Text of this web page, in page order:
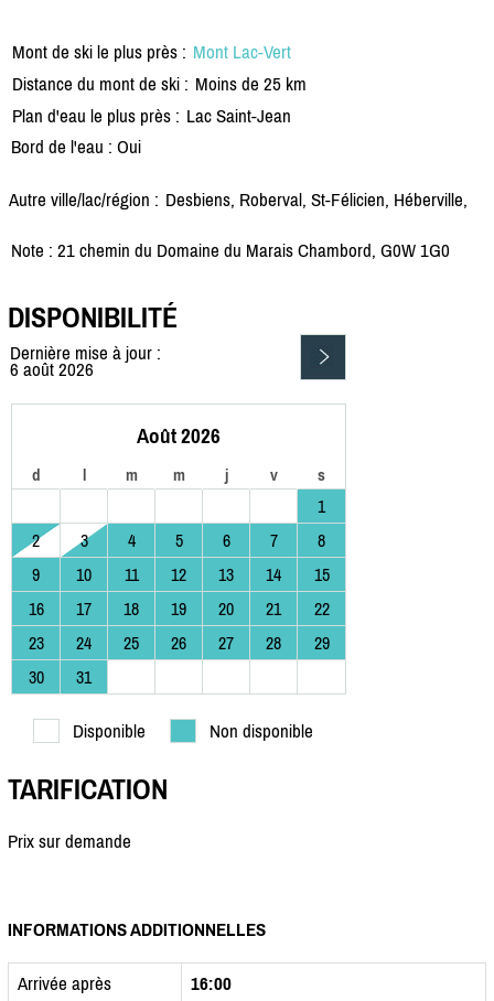
Mont de ski le plus près : Mont Lac-Vert
Distance du mont de ski : Moins de 25 km
Plan d'eau le plus près : Lac Saint-Jean
Bord de l'eau : Oui
Autre ville/lac/région : Desbiens, Roberval, St-Félicien, Héberville,
Note : 21 chemin du Domaine du Marais Chambord, G0W 1G0
DISPONIBILITÉ
Dernière mise à jour :
6 août 2026
Août 2026
d l m m j v s
1
2
3 4 5 6 7
8
9
10 11 12 13 14
15
16
17 18 19 20 21
22
23
24 25 26 27 28
29
30
31
Disponible Non disponible
TARIFICATION
Prix sur demande
INFORMATIONS ADDITIONNELLES
Arrivée après
16:00